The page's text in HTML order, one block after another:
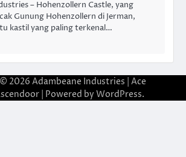
– Hohenzollern Castle, yang
Gunung Hohenzollern di Jerman,
kastil yang paling terkenal…
2026 Adambeane Industries | Ace
| Powered by WordPress.